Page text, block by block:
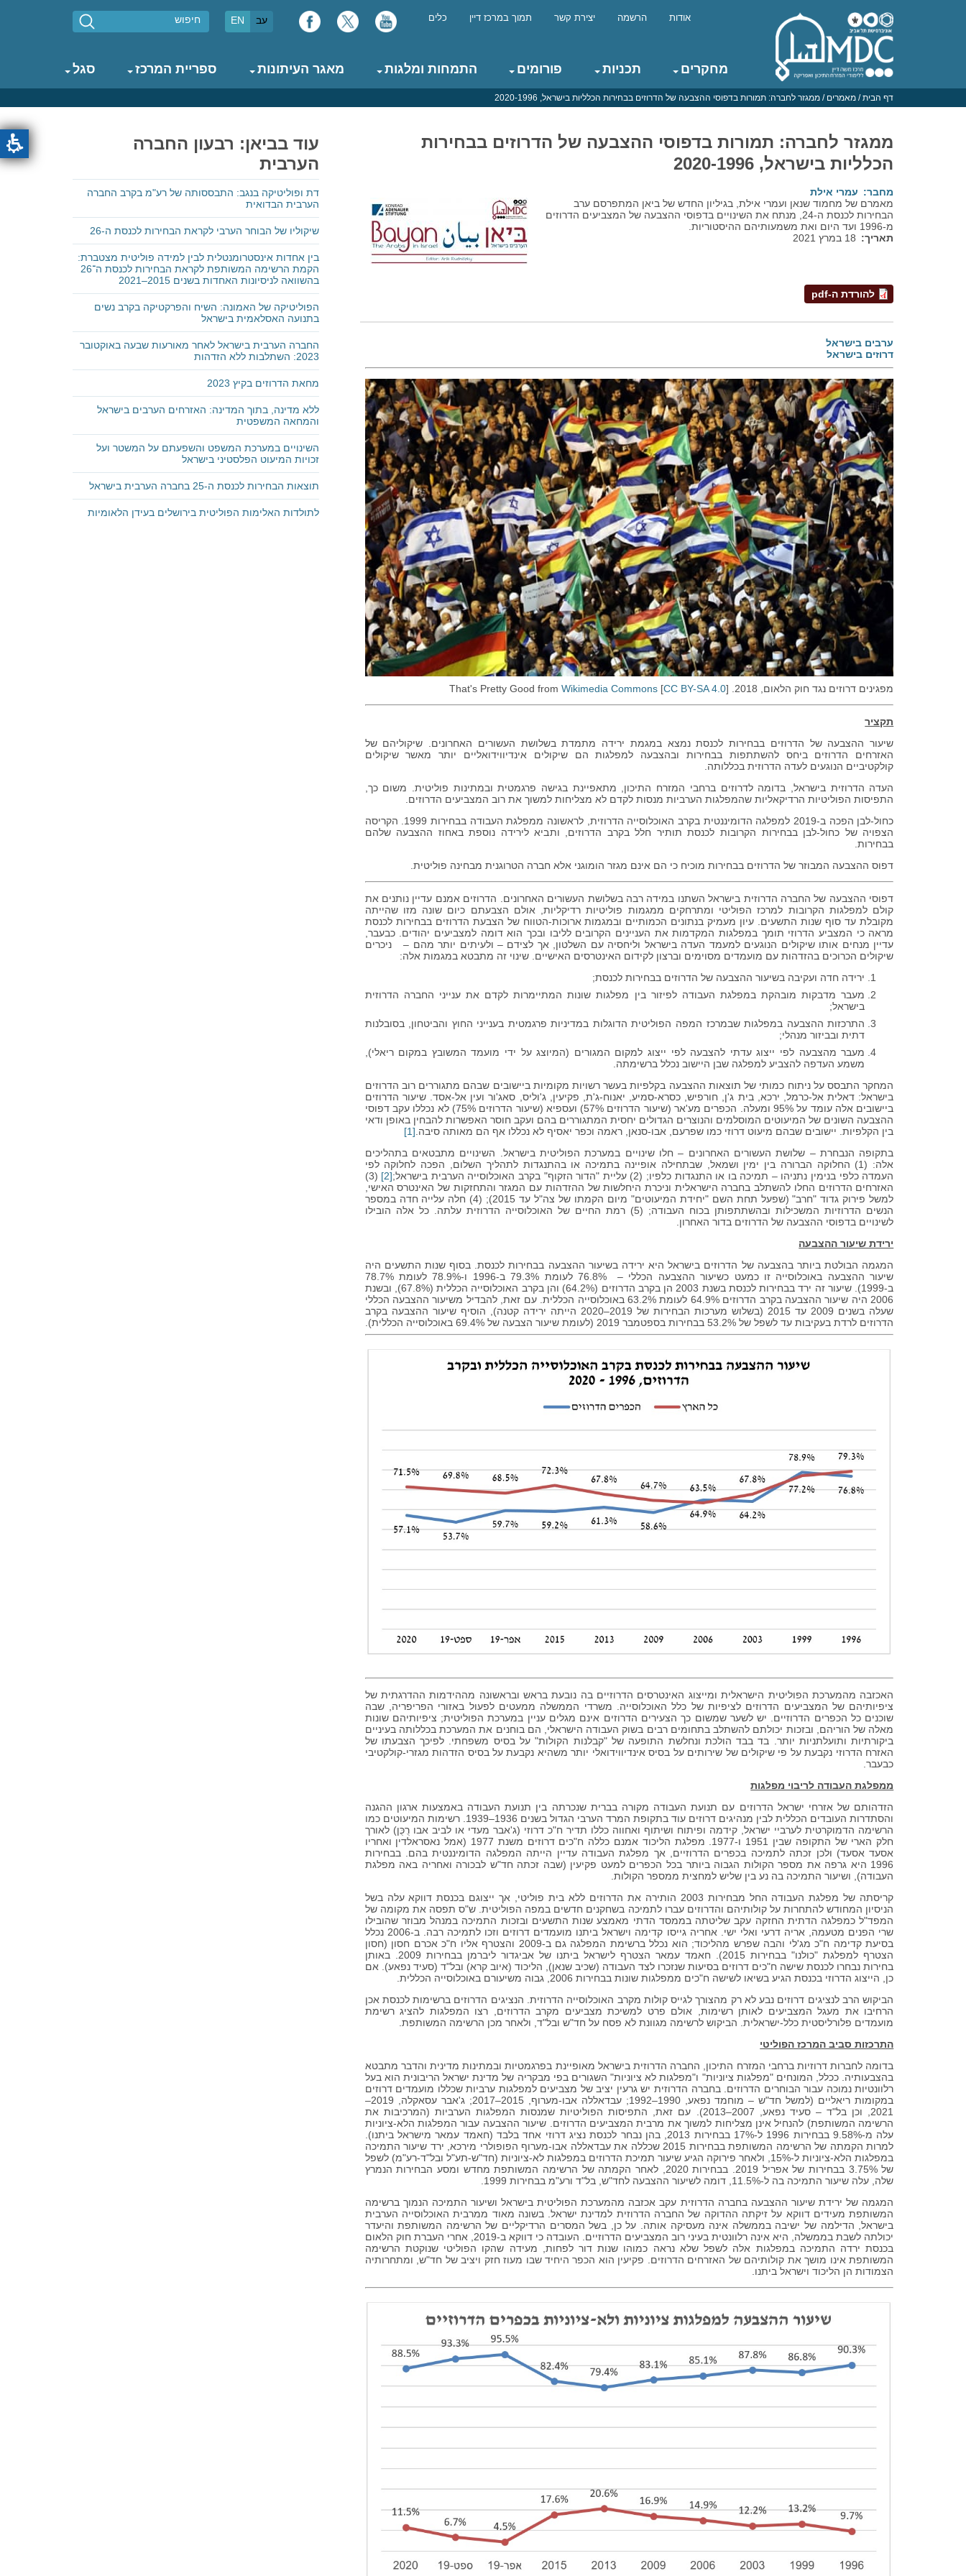
חיפוש EN עב אודות הרשמה יצירת קשר תמוך במרכז דיין כלים
Main
navigation
מחקרים תכניות פורומים התמחות ומלגות מאגר העיתונות ספריית המרכז סגל
דף הבית/ מאמרים / ממגזר לחברה: תמורות בדפוסי ההצבעה של הדרוזים בבחירות הכלליות בישראל, 2020-1996
ממגזר לחברה: תמורות בדפוסי ההצבעה של הדרוזים בבחירות
הכלליות בישראל, 2020-1996
מחבר
עמרי אילת
מאמרם של מחמוד שנאן ועמרי אילת, בגיליון החדש של ביאן המתפרסם ערב
הבחירות לכנסת ה-24, מנתח את השינויים בדפוסי ההצבעה של המצביעים הדרוזים
מ-1996 ועד היום ואת משמעותיהם ההיסטוריות.
תאריך
18 במרץ 2021
להורדת ה-pdf
ערבים בישראל
דרוזים בישראל
מפגינים דרוזים נגד חוק הלאום, 2018. That's Pretty Good from Wikimedia Commons[CC BY-SA 4.0]
תקציר
שיעור ההצבעה של הדרוזים בבחירות לכנסת נמצא במגמת ירידה מתמדת בשלושת העשורים האחרונים. שיקוליהם של
האזרחים הדרוזים ביחס להשתתפות בבחירות ובהצבעה למפלגות הם שיקולים אינדיווידואליים יותר מאשר שיקולים
קולקטיביים הנוגעים לעדה הדרוזית בכללותה.
העדה הדרוזית בישראל, בדומה לדרוזים ברחבי המזרח התיכון, מתאפיינת בגישה פרגמטית ובמתינות פוליטית. משום כך,
התפיסות הפוליטיות הרדיקאליות שהמפלגות הערביות מנסות לקדם לא מצליחות למשוך את רוב המצביעים הדרוזים.
כחול-לבן הפכה ב-2019 למפלגה הדומיננטית בקרב האוכלוסייה הדרוזית, לראשונה ממפלגת העבודה בבחירות 1999. הקריסה
הצפויה של כחול-לבן בבחירות הקרובות לכנסת תותיר חלל בקרב הדרוזים, ותביא לירידה נוספת באחוז ההצבעה שלהם
בבחירות.
דפוס ההצבעה המבוזר של הדרוזים בבחירות מוכיח כי הם אינם מגזר הומוגני אלא חברה הטרוגנית מבחינה פוליטית.
דפוסי ההצבעה של החברה הדרוזית בישראל השתנו במידה רבה בשלושת העשורים האחרונים. הדרוזים אמנם עדיין נותנים את
קולם למפלגות הקרובות למרכז הפוליטי ומתרחקים ממגמות פוליטיות רדיקליות, אולם הצבעתם כיום שונה מזו שהייתה
מקובלת עד סוף שנות התשעים. עיון מעמיק בנתונים הכמותיים ובמגמות ארוכות-הטווח של הצבעת הדרוזים בבחירות לכנסת
מראה כי המצביע הדרוזי תומך במפלגות המקדמות את העניינים הקרובים לליבו ובכך הוא דומה למצביעים יהודים. כבעבר,
עדיין מנחים אותו שיקולים הנוגעים למעמד העדה בישראל וליחסיה עם השלטון, אך לצידם – ולעיתים יותר מהם – ניכרים
שיקולים הכרוכים בהזדהות עם מועמדים מסוימים וברצון לקידום האינטרסים האישיים. שינוי זה מתבטא במגמות אלה:
ירידה חדה ועקיבה בשיעור ההצבעה של הדרוזים בבחירות לכנסת;
מעבר מדבקות מובהקת במפלגת העבודה לפיזור בין מפלגות שונות המתיימרות לקדם את ענייני החברה הדרוזית
בישראל;
התרכזות ההצבעה במפלגות שבמרכז המפה הפוליטית הדוגלות במדיניות פרגמטית בענייני החוץ והביטחון, בסובלנות
דתית ובביזור מנהלי;
מעבר מהצבעה לפי ייצוג עדתי להצבעה לפי ייצוג למקום המגורים (המיוצג על ידי מועמד המשובץ במקום ריאלי),
משמע העדפה להצביע למפלגה שבן היישוב נכלל ברשימתה.
המחקר התבסס על ניתוח כמותי של תוצאות ההצבעה בקלפיות בעשר רשויות מקומיות ביישובים שבהם מתגוררים רוב הדרוזים
בישראל: דאלית אל-כרמל, ירכא, בית ג'ן, חורפיש, כסרא-סמיע, יאנוח-ג'ת, פקיעין, ג'וליס, סאג'ור ועין אל-אסד. שיעור הדרוזים
ביישובים אלה עומד על 95% ומעלה. הכפרים מע'אר (שיעור הדרוזים 57%) ועספיא (שיעור הדרוזים 75%) לא נכללו עקב דפוסי
ההצבעה השונים של המיעוטים המוסלמים והנוצרים הגדולים יחסית המתגוררים בהם ועקב חוסר האפשרות להבחין באופן ודאי
בין הקלפיות. יישובים שבהם מיעוט דרוזי כמו שפרעם, אבו-סנאן, ראמה וכפר יאסיף לא נכללו אף הם מאותה סיבה.[1]
בתקופה הנבחרת – שלושת העשורים האחרונים – חלו שינויים במערכת הפוליטית בישראל. השינויים מתבטאים בתהליכים
אלה: (1) החלוקה הברורה בין ימין ושמאל, שבתחילה אופיינה בתמיכה או בהתנגדות לתהליך השלום, הפכה לחלוקה לפי
העמדה כלפי בנימין נתניהו – תמיכה בו או התנגדות כלפיו; (2) עליית "הדור הזקוף" בקרב האוכלוסייה הערבית בישראל;
[2]
(3)
האזרחים הדרוזים החלו להשתלב בחברה הישראלית וניכרת היחלשות של ההזדהות עם המגזר והתחזקות של האינטרס האישי,
למשל פירוק גדוד "חרב" (שפעל תחת השם "יחידת המיעוטים" מיום הקמתו של צה"ל עד 2015); (4) חלה עלייה חדה במספר
הנשים הדרוזיות המשכילות ובהשתתפותן בכוח העבודה; (5) רמת החיים של האוכלוסייה הדרוזית עלתה. כל אלה הובילו
לשינויים בדפוסי ההצבעה של הדרוזים בדור האחרון.
ירידת שיעור ההצבעה
המגמה הבולטת ביותר בהצבעה של הדרוזים בישראל היא ירידה בשיעור ההצבעה בבחירות לכנסת. בסוף שנות התשעים היה
שיעור ההצבעה באוכלוסייה זו כמעט כשיעור ההצבעה הכללי – 76.8% לעומת 79.3% ב-1996 ו-78.9% לעומת 78.7%
ב-1999). שיעור זה ירד בבחירות לכנסת בשנת 2003 הן בקרב הדרוזים (64.2%) והן בקרב האוכלוסייה הכללית (67.8%), ובשנת
2006 היה שיעור ההצבעה בקרב הדרוזים 64.9% לעומת 63.2% באוכלוסייה הכללית. עם זאת, להבדיל משיעור ההצבעה הכללי
שעלה בשנים 2009 עד 2015 (בשלוש מערכות הבחירות של 2019–2020 הייתה ירידה קטנה), הוסיף שיעור ההצבעה בקרב
הדרוזים לרדת בעקיבות עד לשפל של 53.2% בבחירות בספטמבר 2019 (לעומת שיעור הצבעה של 69.4% באוכלוסייה הכללית).
האכזבה מהמערכת הפוליטית הישראלית ומייצוג האינטרסים הדרוזיים בה נובעת בראש ובראשונה מההידמות ההדרגתית של
ציפיותיהם של המצביעים הדרוזים לציפיות של כלל האוכלוסייה. משרדי הממשלה ממעטים לפעול באזורי הפריפריה, שבה
שוכנים כל הכפרים הדרוזיים. יש לשער שמשום כך הצעירים הדרוזים אינם מגלים עניין במערכת הפוליטית; ציפיותיהם שונות
מאלה של הוריהם, ובזכות יכולתם להשתלב בתחומים רבים בשוק העבודה הישראלי, הם בוחנים את המערכת בכללותה בעיניים
ביקורתיות ותועלתניות יותר. בד בבד הולכת ונחלשת התופעה של "קבלנות הקולות" על בסיס משפחתי. לפיכך הצבעתו של
האזרח הדרוזי נקבעת על פי שיקולים של שירותים על בסיס אינדיווידואלי יותר משהיא נקבעת על בסיס הזדהות מגזרי-קולקטיבי
כבעבר.
ממפלגת העבודה לריבוי מפלגות
הזדהותם של אזרחי ישראל הדרוזים עם תנועת העבודה מקורה בברית שנכרתה בין תנועת העבודה באמצעות ארגון ההגנה
והסתדרות העובדים הכללית לבין מנהיגים דרוזים עוד בתקופת המרד הערבי הגדול בשנים 1936–1939. רשימות המיעוטים כמו
הרשימה הדמוקרטית לערביי ישראל, קידמה ופיתוח ושיתוף ואחווה כללו תדיר ח"כ דרוזי (ג'אבר מעדי או לביב אבו רֻכֻּן) לאורך
חלק הארי של התקופה שבין 1951 ו-1977. מפלגת הליכוד אמנם כללה ח"כים דרוזים משנת 1977 (אמל נאסראלדין ואחריו
אסעד אסעד) ולכן זכתה לתמיכה בכפרים הדרוזיים, אך מפלגת העבודה עדיין הייתה המפלגה הדומיננטית בהם. בבחירות
1996 היא גרפה את מספר הקולות הגבוה ביותר בכל הכפרים למעט פקיעין (שבה זכתה חד"ש לבכורה ואחריה באה מפלגת
העבודה), ושיעור התמיכה בה נע בין שליש למחצית ממספר הקולות.
קריסתה של מפלגת העבודה החל מבחירות 2003 הותירה את הדרוזים ללא בית פוליטי, אך ייצוגם בכנסת דווקא עלה בשל
הניסיון המחודש להתחרות על קולותיהם והדרוזים עברו לתמיכה בשחקנים חדשים במפה הפוליטית. ש"ס תפסה את מקומה של
המפד"ל כמפלגה הדתית החזקה עקב שליטתה בממסד הדתי מאמצע שנות התשעים ובזכות התמיכה במנהל מבוזר שהובילו
שרי הפנים מטעמה, אריה דרעי ואלי ישי. אחריה גייסו קדימה וישראל ביתנו מועמדים דרוזים וזכו לתמיכה רבה. ב-2006 נכלל
בסיעת קדימה ח"כ מג'לי והבה שפרש מהליכוד; הוא נכלל ברשימת המפלגה גם ב-2009 והצטרף אליו ח"כ אכרם חסון (חסון
הצטרף למפלגת "כולנו" בבחירות 2015). חאמד עמאר הצטרף לישראל ביתנו של אביגדור ליברמן בבחירות 2009. באותן
בחירות נבחרו לכנסת שישה ח"כים דרוזים בסיעות שנזכרו לצד העבודה (שכיב שנאן), הליכוד (איוב קרא) ובל"ד (סעיד נפאע). אם
כן, הייצוג הדרוזי בכנסת הגיע בשיאו לשישה ח"כים ממפלגות שונות בבחירות 2006, גבוה משיעורם באוכלוסייה הכללית.
הביקוש הרב לנציגים דרוזים נבע לא רק מהצורך לגייס קולות מקרב האוכלוסייה הדרוזית. הנציגים הדרוזים ברשימות לכנסת אכן
הרחיבו את מעגל המצביעים לאותן רשימות, אולם פרט למשיכת מצביעים מקרב הדרוזים, רצו המפלגות להציג רשימת
מועמדים פלורליסטית כלל-ישראלית. הביקוש לרשימה מגוונת לא פסח על חד"ש ובל"ד, ולאחר מכן הרשימה המשותפת.
התרכזות סביב המרכז הפוליטי
בדומה לחברות דרוזיות ברחבי המזרח התיכון, החברה הדרוזית בישראל מאופיינת בפרגמטיות ובמתינות מדינית והדבר מתבטא
בהצבעותיה. ככלל, המונחים "מפלגות ציוניות" ו"מפלגות לא ציוניות" השגורים בפי מבקריה של מדינת ישראל הריבונית הוא בעל
רלוונטיות נמוכה עבור הבוחרים הדרוזים. בחברה הדרוזית יש גרעין יציב של מצביעים למפלגות ערביות שכללו מועמדים דרוזים
במקומות ריאליים (למשל חד"ש – מוחמד נפאע, 1990–1992; עבדאללה אבו-מערוף, 2015–2017; ג'אבר עסאקלה, 2019–
2021, וכן בל"ד – סעיד נפאע, 2007–2013). עם זאת, התפיסות הפוליטיות שמנסות המפלגות הערביות (המרכיבות את
הרשימה המשותפת) להנחיל אינן מצליחות למשוך את מרבית המצביעים הדרוזים. שיעור ההצבעה עבור המפלגות הלא-ציוניות
עלה מ-9.58% בבחירות 1996 ל-17% בבחירות 2013, בהן נבחר לכנסת נציג דרוזי אחד בלבד (חאמד עמאר מישראל ביתנו).
למרות הקמתה של הרשימה המשותפת בבחירות 2015 שכללה את עבדאללה אבו-מערוף הפופולרי מירכא, ירד שיעור התמיכה
במפלגות הלא-ציוניות ל-15%, ולאחר פירוקה הגיע שיעור תמיכת הדרוזים במפלגות לא-ציוניות (חד"ש-תע"ל ובל"ד-רע"מ) לשפל
של 3.75% בבחירות של אפריל 2019. בבחירות 2020, לאחר הקמתה של הרשימה המשותפת מחדש ומסע הבחירות הנמרץ
שלה, עלה שיעור התמיכה בה ל-11.5%, דומה לשיעור ההצבעה לחד"ש, בל"ד ורע"מ בבחירות 1999.
המגמה של ירידת שיעור ההצבעה בחברה הדרוזית עקב אכזבה מהמערכת הפוליטית בישראל ושיעור התמיכה הנמוך ברשימה
המשותפת מעידים דווקא על זיקתה ההדוקה של החברה הדרוזית למדינת ישראל. בשונה מאוד ממרבית האוכלוסייה הערבית
בישראל, הדילמה של ישיבה בממשלה אינה מעסיקה אותה. על כן, בשל המסרים הרדיקליים של הרשימה המשותפת והיעדר
יכולתה לשבת בממשלה, היא אינה רלוונטית בעיני רוב המצביעים הדרוזיים. העובדה כי דווקא ב-2019, אחרי העברת חוק הלאום
בכנסת ירדה התמיכה במפלגות אלה לשפל שלא נראה כמוהו שנות דור לפחות, מעידה שהקו הפוליטי שנוקטת הרשימה
המשותפת אינו מושך את קולותיהם של האזרחים הדרוזים. פקיעין הוא הכפר היחיד שבו מעוז חזק ויציב של חד"ש, ומתחרותיה
הצמודות הן הליכוד וישראל ביתנו.
עוד בביאן: רבעון החברה
הערבית
דת ופוליטיקה בנגב: התבססותה של רע"מ בקרב החברה
הערבית הבדואית
שיקוליו של הבוחר הערבי לקראת הבחירות לכנסת ה-26
בין אחדות אינסטרומנטלית לבין למידה פוליטית מצטברת:
הקמת הרשימה המשותפת לקראת הבחירות לכנסת ה־26
בהשוואה לניסיונות האחדות בשנים 2015–2021
הפוליטיקה של האמונה: השיח והפרקטיקה בקרב נשים
בתנועה האסלאמית בישראל
החברה הערבית בישראל לאחר מאורעות שבעה באוקטובר
2023: השתלבות ללא הזדהות
מחאת הדרוזים בקיץ 2023
ללא מדינה, בתוך המדינה: האזרחים הערבים בישראל
והמחאה המשפטית
השינויים במערכת המשפט והשפעתם על המשטר ועל
זכויות המיעוט הפלסטיני בישראל
תוצאות הבחירות לכנסת ה-25 בחברה הערבית בישראל
לתולדות האלימות הפוליטית בירושלים בעידן הלאומיות